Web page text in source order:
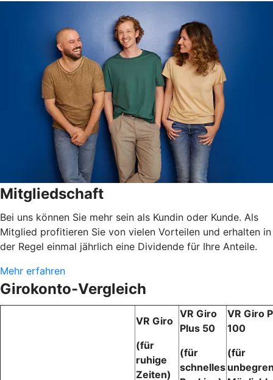
Mitgliedschaft
Bei uns können Sie mehr sein als Kundin oder Kunde. Als
Mitglied profitieren Sie von vielen Vorteilen und erhalten in
der Regel einmal jährlich eine Dividende für Ihre Anteile.
Mehr erfahren
Girokonto-Vergleich
VR Giro
(für
ruhige
Zeiten)
VR Giro
Plus 50
(für
schnelles
VR Giro
100
(für